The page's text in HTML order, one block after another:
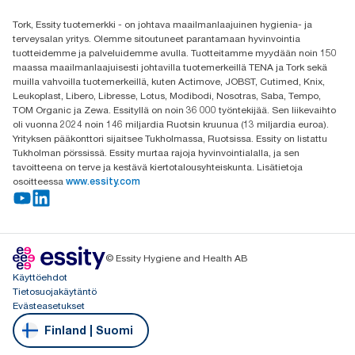
Oy Essity Finland Ab
Revontulenkuja 1
02100 Espoo
Tork, Essity tuotemerkki - on johtava maailmanlaajuinen hygienia- ja
terveysalan yritys. Olemme sitoutuneet parantamaan hyvinvointia
tuotteidemme ja palveluidemme avulla. Tuotteitamme myydään noin 150
maassa maailmanlaajuisesti johtavilla tuotemerkeillä TENA ja Tork sekä
muilla vahvoilla tuotemerkeillä, kuten Actimove, JOBST, Cutimed, Knix,
Leukoplast, Libero, Libresse, Lotus, Modibodi, Nosotras, Saba, Tempo,
TOM Organic ja Zewa. Essityllä on noin 36 000 työntekijää. Sen liikevaihto
oli vuonna 2024 noin 146 miljardia Ruotsin kruunua (13 miljardia euroa).
Yrityksen pääkonttori sijaitsee Tukholmassa, Ruotsissa. Essity on listattu
Tukholman pörssissä. Essity murtaa rajoja hyvinvointialalla, ja sen
tavoitteena on terve ja kestävä kiertotalousyhteiskunta. Lisätietoja
osoitteessa www.essity.com
© Essity Hygiene and Health AB
Käyttöehdot
Tietosuojakäytäntö
Evästeasetukset
Finland | Suomi